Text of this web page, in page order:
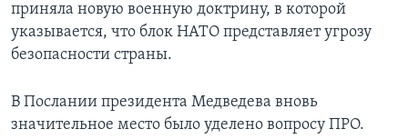
приняла новую военную доктрину, в которой
указывается, что блок НАТО представляет угрозу
безопасности страны.
В Послании президента Медведева вновь
значительное место было уделено вопросу ПРО.